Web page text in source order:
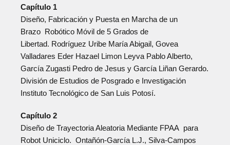
Capítulo 1
Diseño, Fabricación y Puesta en Marcha de un
Brazo Robótico Móvil de 5 Grados de
Libertad. Rodríguez Uribe María Abigail, Govea
Valladares Eder Hazael Limon Leyva Pablo Alberto,
García Zugasti Pedro de Jesus y García Liñan Gerardo.
División de Estudios de Posgrado e Investigación
Instituto Tecnológico de San Luis Potosí.
Capítulo 2
Diseño de Trayectoria Aleatoria Mediante FPAA para
Robot Uniciclo. Ontañón-García L.J., Silva-Campos